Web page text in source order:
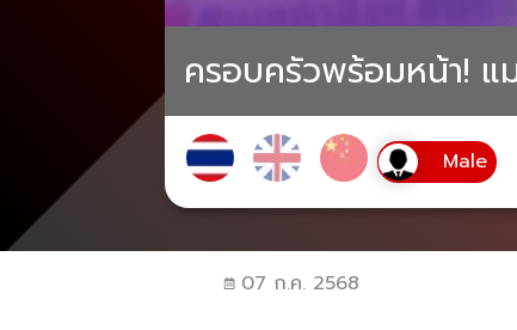
ครอบครัวพร้อมหน้า! แ
07 ก.ค. 2568